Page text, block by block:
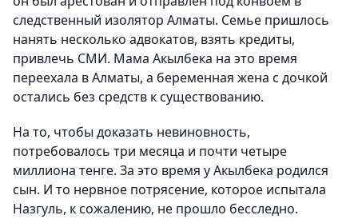
следственный изолятор Алматы. Семье пришлось
нанять несколько адвокатов, взять кредиты,
привлечь СМИ. Мама Акылбека на это время
переехала в Алматы, а беременная жена с дочкой
остались без средств к существованию.
На то, чтобы доказать невиновность,
потребовалось три месяца и почти четыре
миллиона тенге. За это время у Акылбека родился
сын. И то нервное потрясение, которое испытала
Назгуль, к сожалению, не прошло бесследно.